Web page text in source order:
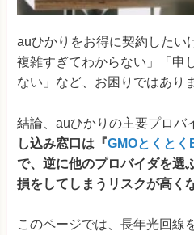
auひかりをお得に契約したい
複雑すぎてわからない」「申
ない」など、お困りではあり
結論、auひかりの主要プロバ
し込み窓口は『GMOとくとく
で、逆に他のプロバイダを選
損をしてしまうリスクが高く
このページでは、長年光回線